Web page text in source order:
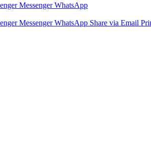
Messenger WhatsApp
Messenger WhatsApp Share via Email